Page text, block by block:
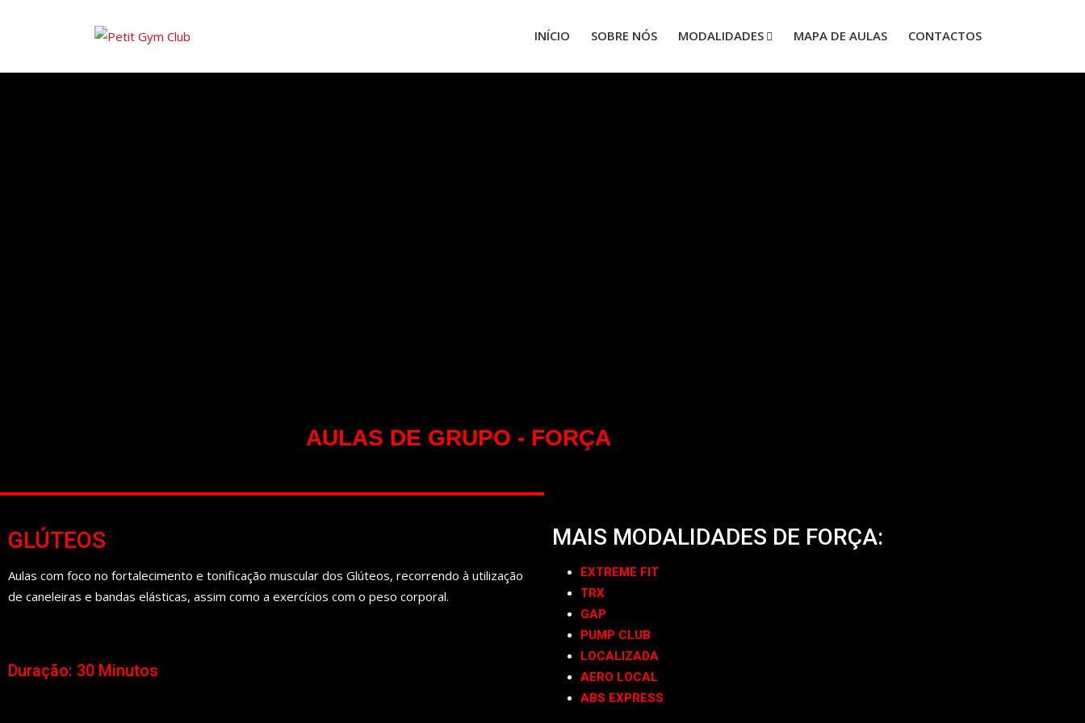
INÍCIO SOBRE NÓS MODALIDADES MAPA DE AULAS CONTACTOS
AULAS DE GRUPO - FORÇA
GLÚTEOS
Aulas com foco no fortalecimento e tonificação muscular dos Glúteos, recorrendo à utilização
de caneleiras e bandas elásticas, assim como a exercícios com o peso corporal.
Duração: 30 Minutos
MAIS MODALIDADES DE FORÇA:
EXTREME FIT
TRX
GAP
PUMP CLUB
LOCALIZADA
AERO LOCAL
ABS EXPRESS